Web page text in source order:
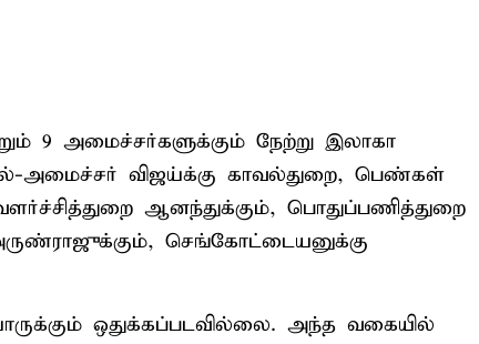
9 அமைச்சர்களுக்கும் நேற்று இலாகா
அமைச்சர் விஜய்க்கு காவல்துறை, பெண்கள்
ஆனந்துக்கும், பொதுப்பணித்துறை
செங்கோட்டையனுக்கு
ஒதுக்கப்படவில்லை. அந்த வகையில்